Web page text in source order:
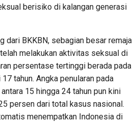
berisiko di kalangan generasi
dari BKKBN, sebagian besar remaja
melakukan aktivitas seksual di
persentase tertinggi berada pada
tahun. Angka penularan pada
15 hingga 24 tahun pun kini
persen dari total kasus nasional.
menempatkan Indonesia di